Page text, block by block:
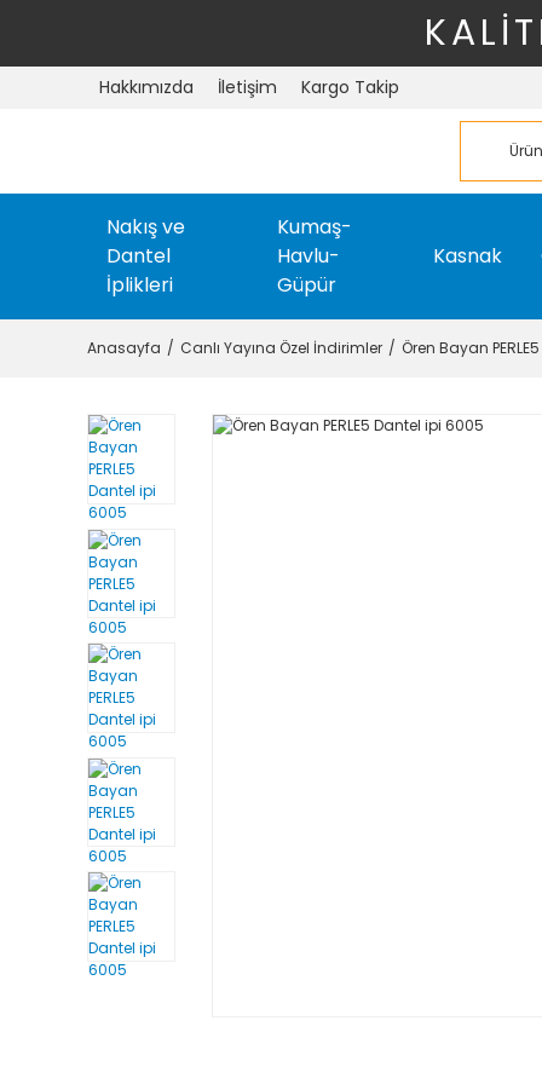
Hakkımızda İletişim Kargo Takip
Nakış ve
Dantel
İplikleri
Kumaş-
Havlu-
Güpür
Kasnak
Anasayfa Canlı Yayına Özel İndirimler Ören Bayan